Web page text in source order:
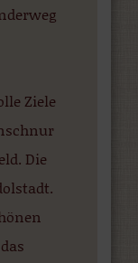
Ziele
Die